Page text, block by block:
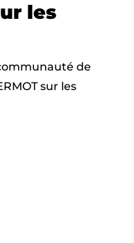
les
de
sur les